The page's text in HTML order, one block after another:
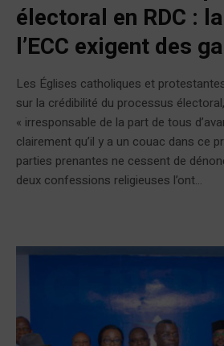
électoral en RDC :
l’ECC exigent des
Les Églises catholiques et
sur la crédibilité du processus
« irresponsable de la part de tous
clairement qu’il y a un couac dans ce
parties prenantes ne cessent de
deux confessions religieuses l’ont...